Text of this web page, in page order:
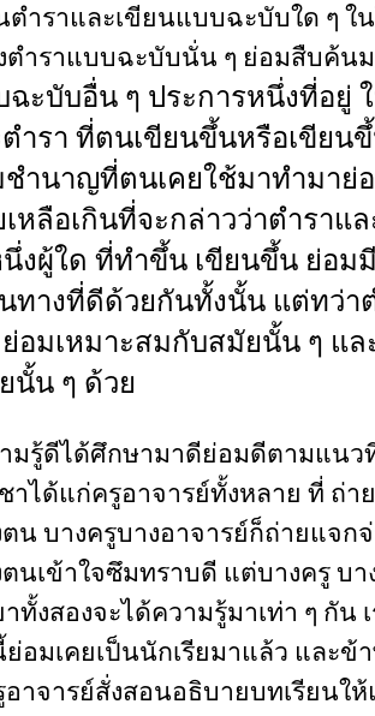
ตำราและเขียนแบบฉะบับใด ๆ ใ
ตำราแบบฉะบับนั่น ๆ ย่อมสืบค้น
ฉะบับอื่น ๆ ประการหนึ่งที่อยู่
ำรา ที่ตนเขียนขึ้นหรือเขียน
ำนาญที่ตนเคยใช้มาทำมาย่
เหลือเกินที่จะกล่าวว่าตำราแ
งผู้ใด ที่ทำขึ้น เขียนขึ้น ย่อม
ทางที่ดีด้วยกันทั้งนั้น แต่ทว่า
อมเหมาะสมกับสมัยนั้น ๆ แล
นั้น ๆ ด้วย
ได้ศึกษามาดีย่อมดีตามแนว
าได้แก่ครูอาจารย์ทั้งหลาย ที่ ถ่า
น บางครูบางอาจารย์ก็ถ่ายแจก
นเข้าใจซึมทราบดี แต่บางครู บา
ทั้งสองจะได้ความรู้มาเท่า ๆ กัน
อมเคยเป็นนักเรียมาแล้ว และข้า
อาจารย์สั่งสอนอธิบายบทเรียนให้